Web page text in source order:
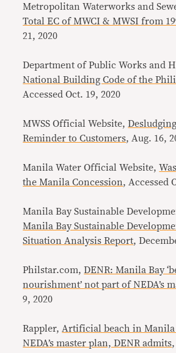
Metropolitan Waterworks and
Total EC of MWCI & MWSI from
21, 2020
Department of Public Works and
National Building Code of the
Accessed Oct. 19, 2020
MWSS Official Website,
Reminder to Customers, Aug. 16,
Manila Water Official Website,
the Manila Concession, Accessed
Manila Bay Sustainable
Manila Bay Sustainable
Situation Analysis Report,
Philstar.com,DENR: Manila Bay
nourishment’ not part of NEDA’s
9, 2020
Rappler, Artificial beach in Manila
NEDA’s master plan, DENR admits